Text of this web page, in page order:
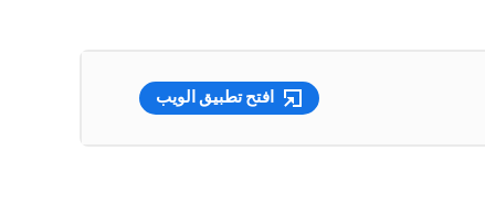
افتح تطبيق الويب